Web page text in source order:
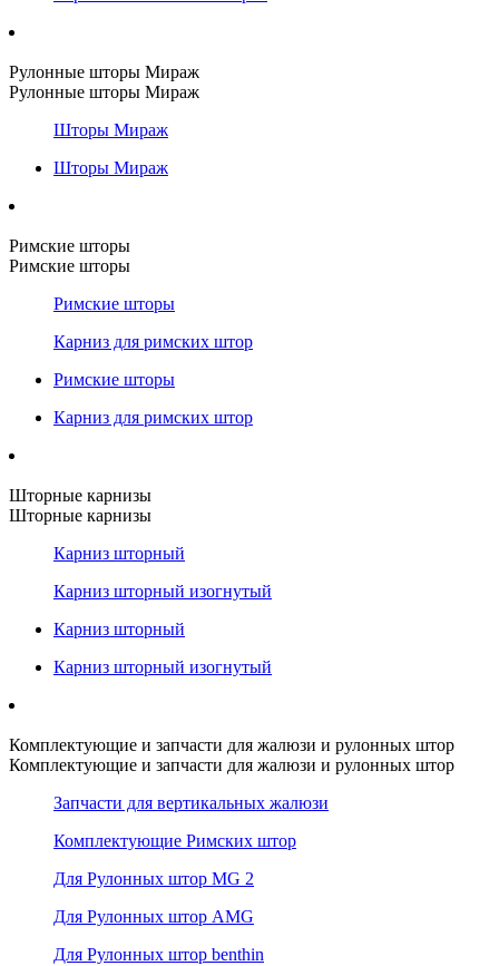
Рулонные шторы Мираж
Рулонные шторы Мираж
Шторы Мираж
Шторы Мираж
Римские шторы
Римские шторы
Римские шторы
Карниз для римских штор
Римские шторы
Карниз для римских штор
Шторные карнизы
Шторные карнизы
Карниз шторный
Карниз шторный изогнутый
Карниз шторный
Карниз шторный изогнутый
Комплектующие и запчасти для жалюзи и рулонных штор
Комплектующие и запчасти для жалюзи и рулонных штор
Запчасти для вертикальных жалюзи
Комплектующие Римских штор
Для Рулонных штор MG 2
Для Рулонных штор AMG
Для Рулонных штор benthin